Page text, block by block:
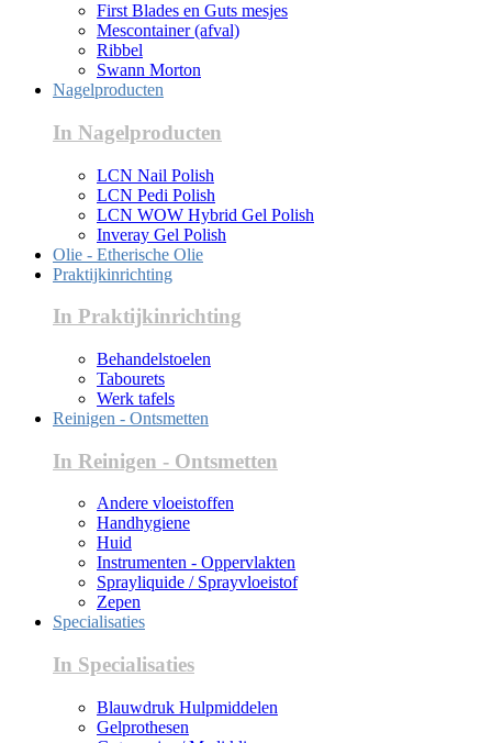
First Blades en Guts mesjes
Mescontainer (afval)
Ribbel
Swann Morton
Nagelproducten
In Nagelproducten
LCN Nail Polish
LCN Pedi Polish
LCN WOW Hybrid Gel Polish
Inveray Gel Polish
Olie - Etherische Olie
Praktijkinrichting
In Praktijkinrichting
Behandelstoelen
Tabourets
Werk tafels
Reinigen - Ontsmetten
In Reinigen - Ontsmetten
Andere vloeistoffen
Handhygiene
Huid
Instrumenten - Oppervlakten
Sprayliquide / Sprayvloeistof
Zepen
Specialisaties
In Specialisaties
Blauwdruk Hulpmiddelen
Gelprothesen